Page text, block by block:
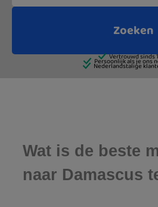
Wat is de beste
naar Damascus